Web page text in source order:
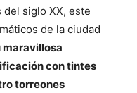
siglo XX, este
de la ciudad
maravillosa
con tintes
torreones